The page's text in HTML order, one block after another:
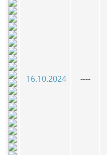
16.10.2024 ----